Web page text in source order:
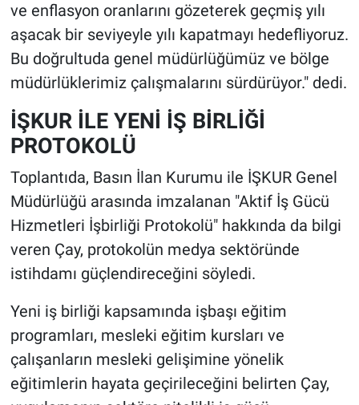
ve enflasyon oranlarını gözeterek geçmiş yılı
aşacak bir seviyeyle yılı kapatmayı hedefliyoruz.
Bu doğrultuda genel müdürlüğümüz ve bölge
müdürlüklerimiz çalışmalarını sürdürüyor." dedi.
İŞKUR İLE YENİ İŞ BİRLİĞİ
PROTOKOLÜ
Toplantıda, Basın İlan Kurumu ile İŞKUR Genel
Müdürlüğü arasında imzalanan "Aktif İş Gücü
Hizmetleri İşbirliği Protokolü" hakkında da bilgi
veren Çay, protokolün medya sektöründe
istihdamı güçlendireceğini söyledi.
Yeni iş birliği kapsamında işbaşı eğitim
programları, mesleki eğitim kursları ve
çalışanların mesleki gelişimine yönelik
eğitimlerin hayata geçirileceğini belirten Çay,